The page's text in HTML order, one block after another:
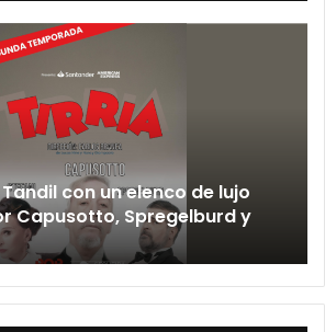
Tandil con un elenco de lujo
Capusotto, Spregelburd y